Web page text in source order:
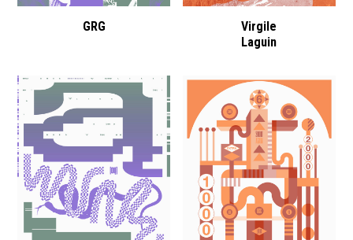
GRG
Virgile
Laguin